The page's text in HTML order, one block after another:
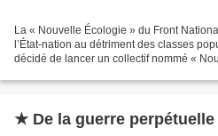
La « Nouvelle Écologie » du Front
l’État-nation au détriment des classes
décidé de lancer un collectif nommé «
★ De la guerre perpétuelle